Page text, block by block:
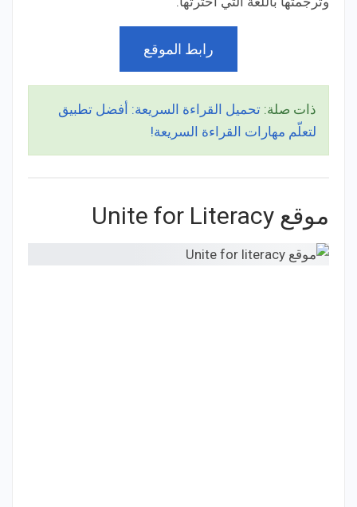
رابط الموقع
ذات صلة: تحميل القراءة السريعة: أفضل تطبيق
لتعلّم مهارات القراءة السريعة!
موقع Unite for Literacy